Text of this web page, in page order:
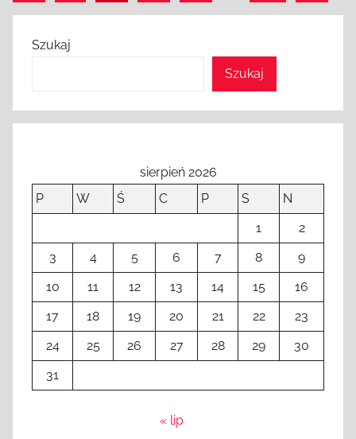
wpisów
Szukaj
Szukaj
sierpień 2026
P
W Ś C P S
N
1
2
3
4 5 6 7 8
9
10
11 12 13 14 15
16
17
18 19 20 21 22
23
24
25 26 27 28 29
30
31
« lip